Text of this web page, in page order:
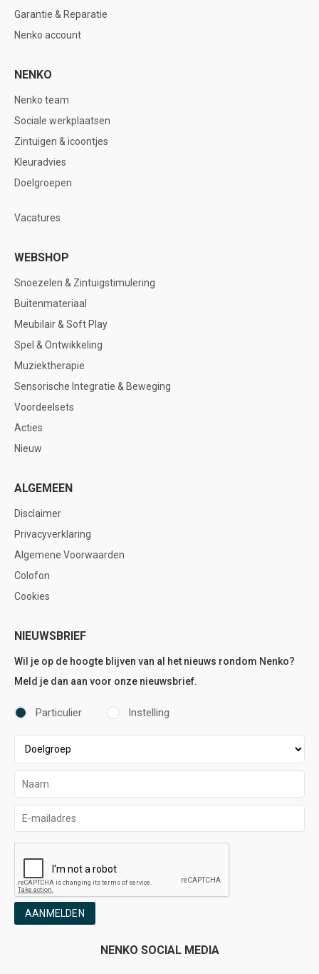
Garantie & Reparatie
Nenko account
NENKO
Nenko team
Sociale werkplaatsen
Zintuigen & icoontjes
Kleuradvies
Doelgroepen
Vacatures
WEBSHOP
Snoezelen & Zintuigstimulering
Buitenmateriaal
Meubilair & Soft Play
Spel & Ontwikkeling
Muziektherapie
Sensorische Integratie & Beweging
Voordeelsets
Acties
Nieuw
ALGEMEEN
Disclaimer
Privacyverklaring
Algemene Voorwaarden
Colofon
Cookies
NIEUWSBRIEF
Wil je op de hoogte blijven van al het nieuws rondom Nenko?
Meld je dan aan voor onze nieuwsbrief.
Particulier Instelling
AANMELDEN
NENKO SOCIAL MEDIA